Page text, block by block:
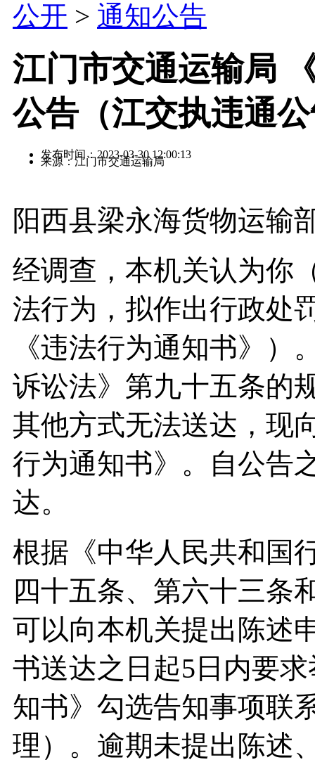
公开 > 通知公告
江门市交通运输局
公告（江交执违通
发布时间：2023-03-30 12:00:13
来源：江门市交通运输局
阳西县梁永海货物运输
经调查，本机关认为你
法行为，拟作出行政处
《违法行为通知书》
诉讼法》第九十五条的
其他方式无法送达，现
行为通知书》。自公告
达。
根据《中华人民共和国
四十五条、第六十三条
可以向本机关提出陈述
书送达之日起5日内要
知书》勾选告知事项联
理）。逾期未提出陈述